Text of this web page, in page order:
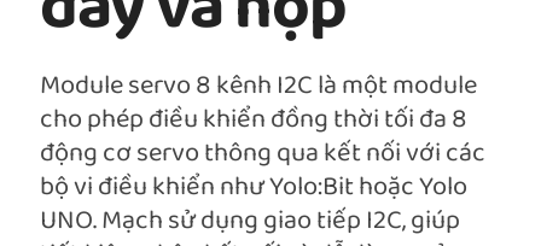
Module servo 8 kênh I2C là một module
cho phép điều khiển đồng thời tối đa 8
động cơ servo thông qua kết nối với các
bộ vi điều khiển như Yolo:Bit hoặc Yolo
UNO. Mạch sử dụng giao tiếp I2C, giúp